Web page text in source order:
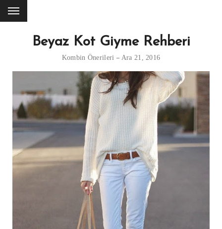
Beyaz Kot Giyme Rehberi
Kombin Önerileri Ara 21, 2016